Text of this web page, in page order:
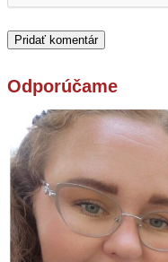
Odporúčame